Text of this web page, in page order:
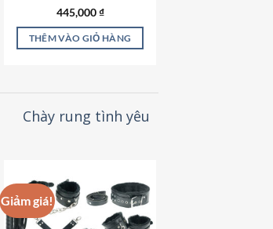
Được xếp
hạng4.84
5 sao
445,000₫
THÊM VÀO GIỎ HÀNG
Chày rung tình yêu
Giảm giá!